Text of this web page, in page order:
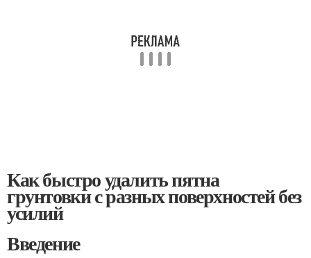
Как быстро удалить пятна
грунтовки с разных поверхностей без
усилий
Введение